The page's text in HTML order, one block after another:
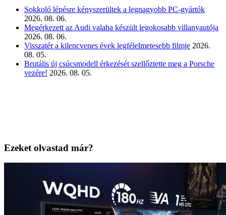
Sokkoló lépésre kényszerültek a legnagyobb PC-gyártók
2026. 08. 06.
Megérkezett az Audi valaha készült legokosabb villanyautója
2026. 08. 06.
Visszatér a kilencvenes évek legfélelmetesebb filmje 2026.
08. 05.
Brutális új csúcsmodell érkezését szellőztette meg a Porsche
vezére! 2026. 08. 05.
Ezeket olvastad már?